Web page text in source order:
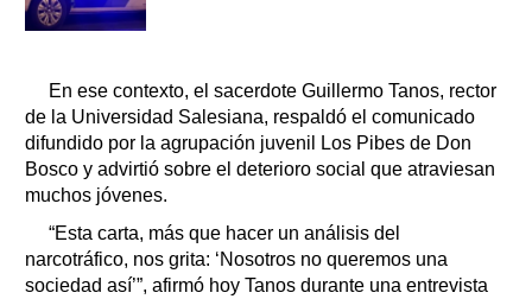
En ese contexto, el sacerdote Guillermo Tanos, rector
de la Universidad Salesiana, respaldó el comunicado
difundido por la agrupación juvenil Los Pibes de Don
Bosco y advirtió sobre el deterioro social que atraviesan
muchos jóvenes.
“Esta carta, más que hacer un análisis del
narcotráfico, nos grita: ‘Nosotros no queremos una
sociedad así’”, afirmó hoy Tanos durante una entrevista